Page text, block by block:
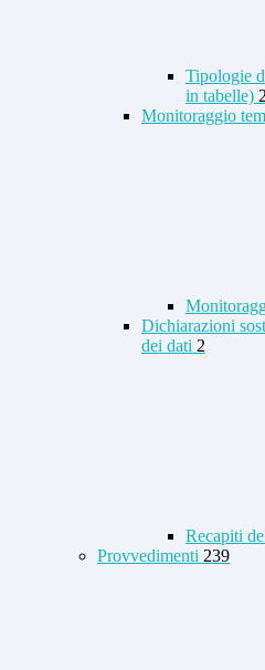
Tipologie
in tabelle) 2
Monitoraggio
Dichiarazioni
dei dati 2
Recapiti
Provvedimenti 239